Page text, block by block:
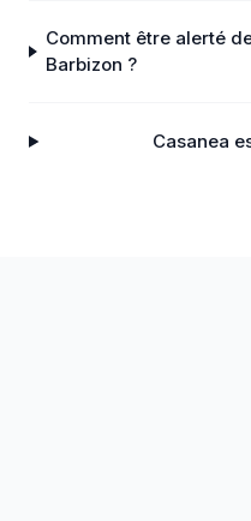
Comment être alerté
Barbizon ?
Casanea